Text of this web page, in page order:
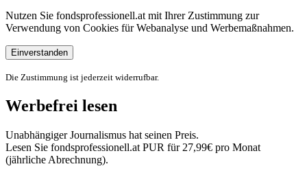
Nutzen Sie fondsprofessionell.at mit Ihrer Zustimmung zur
Verwendung von Cookies für Webanalyse und Werbemaßnahmen.
Einverstanden
Die Zustimmung ist jederzeit widerrufbar.
Werbefrei lesen
Unabhängiger Journalismus hat seinen Preis.
Lesen Sie fondsprofessionell.at PUR für 27,99€ pro Monat
(jährliche Abrechnung).